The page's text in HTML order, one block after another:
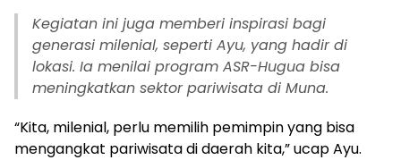
Kegiatan ini juga memberi inspirasi bagi
generasi milenial, seperti Ayu, yang hadir di
lokasi. Ia menilai program ASR-Hugua bisa
meningkatkan sektor pariwisata di Muna.
“Kita, milenial, perlu memilih pemimpin yang bisa
mengangkat pariwisata di daerah kita,” ucap Ayu.